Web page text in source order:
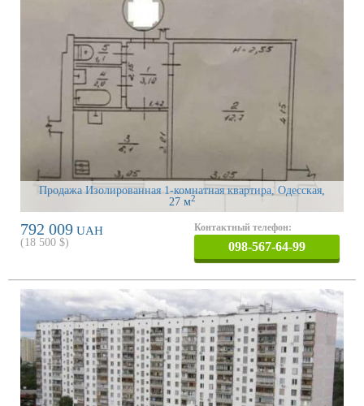
Продажа Изолированная 1-комнатная квартира, Одесская,
27 м2
792 009 UAH
(18 500 $)
Контактный телефон:
098-567-64-99